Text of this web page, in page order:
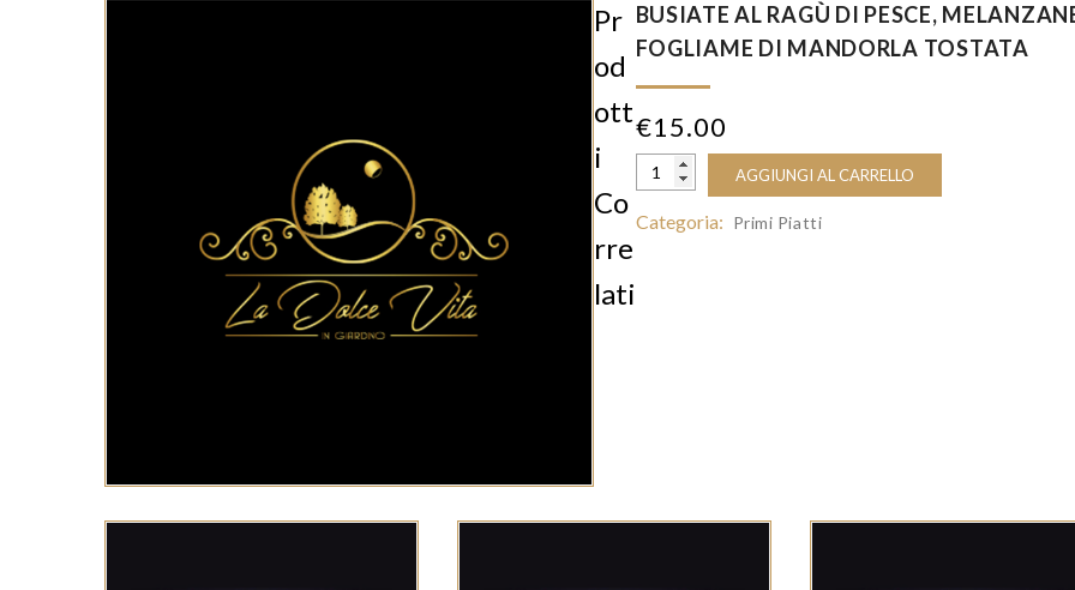
BUSIATE AL RAGÙ DI PESCE,
FOGLIAME DI MANDORLA TOSTATA
€15.00
AGGIUNGI AL CARRELLO
Categoria: Primi Piatti
Pr
Od
Ott
I
Co
Rre
Lati